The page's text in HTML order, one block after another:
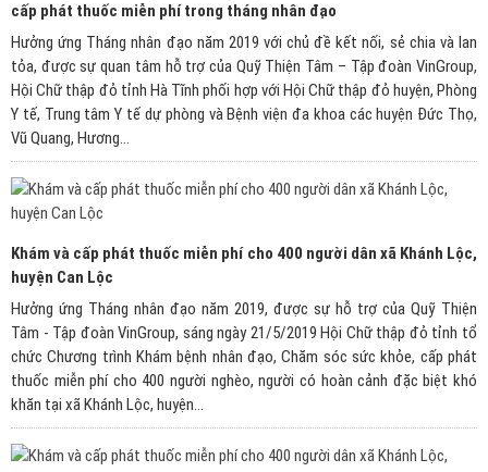
cấp phát thuốc miễn phí trong tháng nhân đạo
Hưởng ứng Tháng nhân đạo năm 2019 với chủ đề kết nối, sẻ chia và lan
tỏa, được sự quan tâm hỗ trợ của Quỹ Thiện Tâm – Tập đoàn VinGroup,
Hội Chữ thập đỏ tỉnh Hà Tĩnh phối hợp với Hội Chữ thập đỏ huyện, Phòng
Y tế, Trung tâm Y tế dự phòng và Bệnh viện đa khoa các huyện Đức Thọ,
Vũ Quang, Hương...
Khám và cấp phát thuốc miễn phí cho 400 người dân xã Khánh Lộc,
huyện Can Lộc
Hưởng ứng Tháng nhân đạo năm 2019, được sự hỗ trợ của Quỹ Thiện
Tâm - Tập đoàn VinGroup, sáng ngày 21/5/2019 Hội Chữ thập đỏ tỉnh tổ
chức Chương trình Khám bệnh nhân đạo, Chăm sóc sức khỏe, cấp phát
thuốc miễn phí cho 400 người nghèo, người có hoàn cảnh đặc biệt khó
khăn tại xã Khánh Lộc, huyện...